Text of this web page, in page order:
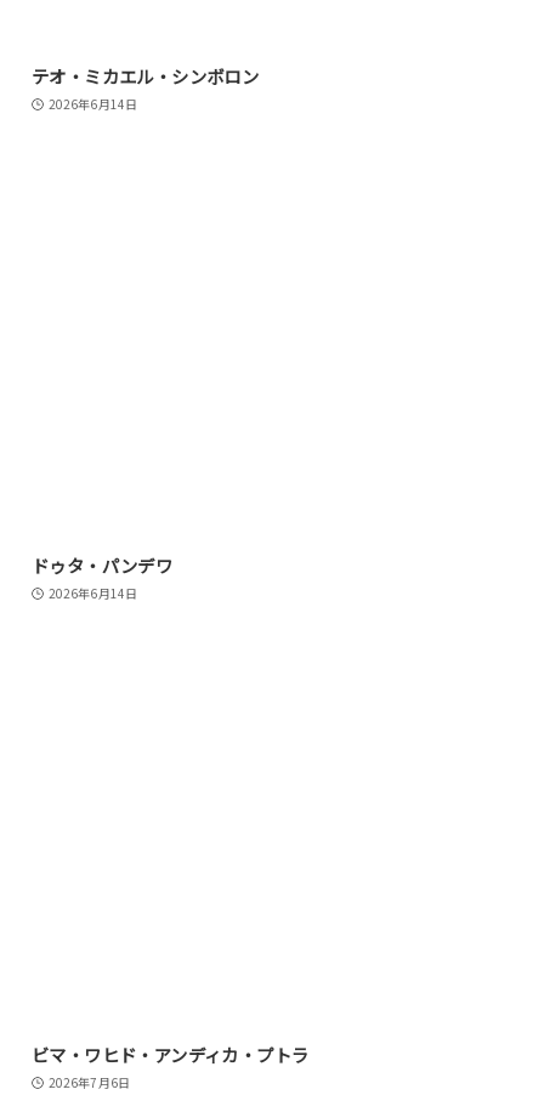
テオ・ミカエル・シンボロン
2026年6月14日
ドゥタ・パンデワ
2026年6月14日
ビマ・ワヒド・アンディカ・プトラ
2026年7月6日